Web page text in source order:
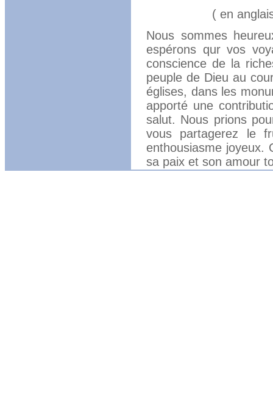
( en anglais
Nous sommes
espérons qur vos
conscience de la
peuple de Dieu au
églises, dans les
apporté une
salut. Nous prions
vous partagerez le
enthousiasme joyeux.
sa paix et son amour